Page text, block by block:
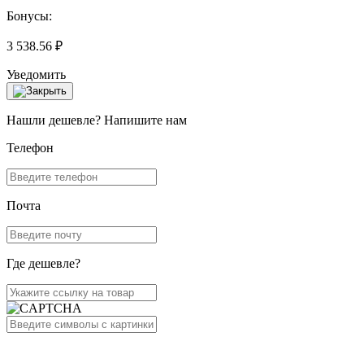
Бонусы:
3 538.56 ₽
Уведомить
Нашли дешевле? Напишите нам
Телефон
Почта
Где дешевле?